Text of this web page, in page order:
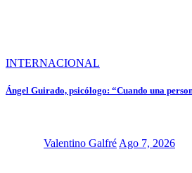
INTERNACIONAL
Ángel Guirado, psicólogo: “Cuando una
Valentino GalfréAgo 7, 2026